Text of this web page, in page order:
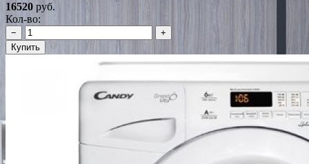
16520 руб.
Кол-во:
−
+
Купить